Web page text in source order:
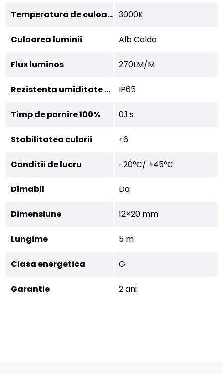
Temperatura de culoare 3000K
Culoarea luminii Alb Calda
Flux luminos 270LM/M
Rezistenta umiditate (IP) IP65
Timp de pornire 100% 0.1 s
Stabilitatea culorii <6
Conditii de lucru -20°C/ +45°C
Dimabil Da
Dimensiune 12×20 mm
Lungime 5 m
Clasa energetica G
Garantie 2 ani